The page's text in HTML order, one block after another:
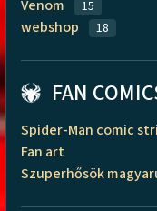
Venom 15
webshop 18
FAN
Spider-Man comic
Fan art
Szuperhősök